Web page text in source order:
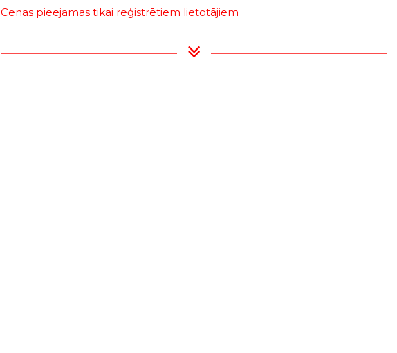
Cenas pieejamas tikai reģistrētiem lietotājiem